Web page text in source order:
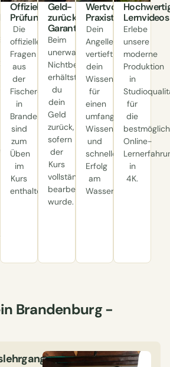
Offizielle
Prüfungsfragen
Die
offiziellen
Fragen
aus
der
Fischereischeinprüfung
in
Brandenburg
sind
zum
Üben
im
Kurs
enthalten.
Geld-
zurück-
Garantie
Beim
unerwarteten
Nichtbestehen
erhältst
du
dein
Geld
zurück,
sofern
der
Kurs
vollständig
bearbeitet
wurde.
Wertvolle
Praxistipps
Dein
Angellehrer
vertieft
dein
Wissen,
für
einen
umfangreicheren
Wissensschatz
und
schnelleren
Erfolg
am
Wasser.
Lernvideos
Erlebe
unsere
moderne
Produktion
in
für
die
Online-
in
4K.
Brandenburg -